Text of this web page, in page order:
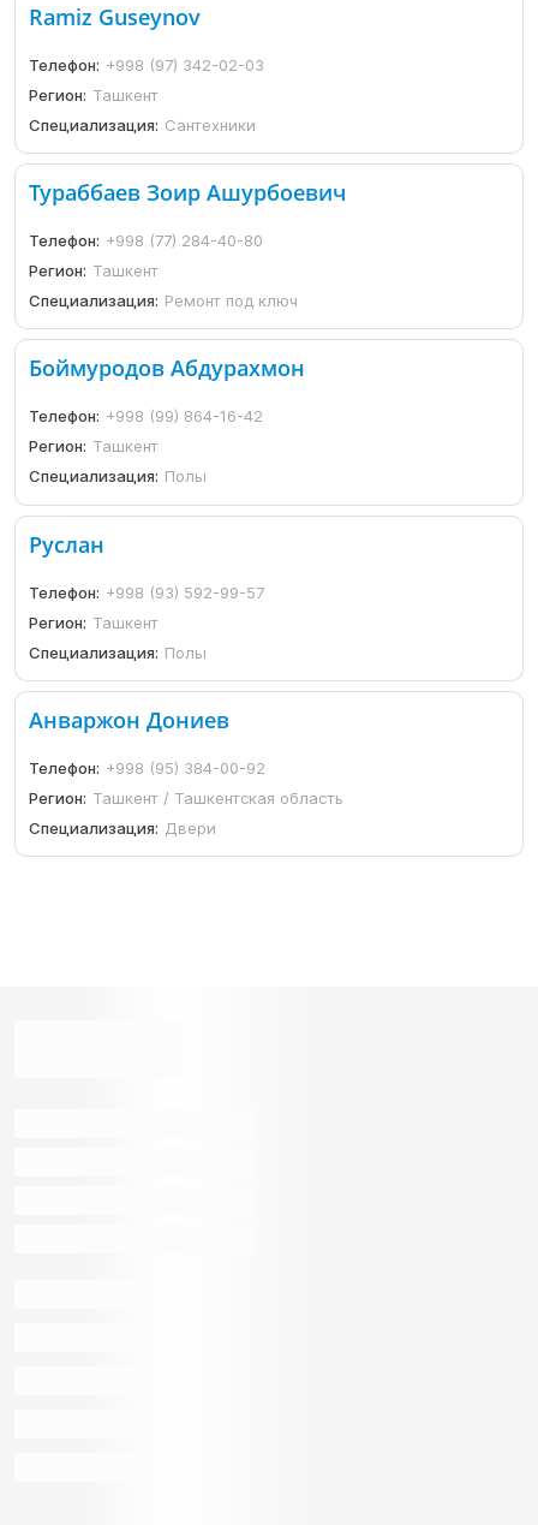
Ramiz Guseynov
Телефон: +998 (97) 342-02-03
Регион: Ташкент
Специализация: Сантехники
Тураббаев Зоир Ашурбоевич
Телефон: +998 (77) 284-40-80
Регион: Ташкент
Специализация: Ремонт под ключ
Боймуродов Абдурахмон
Телефон: +998 (99) 864-16-42
Регион: Ташкент
Специализация: Полы
Руслан
Телефон: +998 (93) 592-99-57
Регион: Ташкент
Специализация: Полы
Анваржон Дониев
Телефон: +998 (95) 384-00-92
Регион: Ташкент / Ташкентская область
Специализация: Двери